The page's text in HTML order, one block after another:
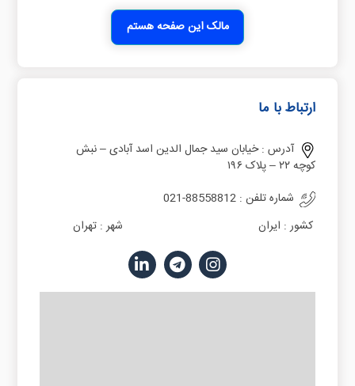
مالک این صفحه هستم
ارتباط با ما
آدرس :خیابان سید جمال الدین اسد آبادی – نبش
کوچه ۲۲ – پلاک ۱۹۶
شماره تلفن :021-88558812
کشور : ایران شهر : تهران